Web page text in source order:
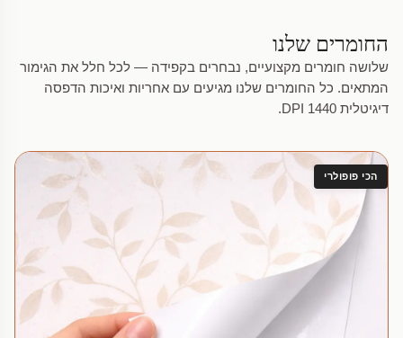
החומרים שלנו
שלושה חומרים מקצועיים, נבחרים בקפידה — לכל חלל את הגימור
המתאים. כל החומרים שלנו מגיעים עם אחריות ואיכות הדפסה
דיגיטלית 1440 DPI.
הכי פופולרי